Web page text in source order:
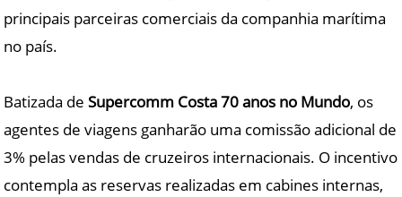
principais parceiras comerciais da companhia marítima
no país.
Batizada deSupercomm Costa 70 anos no Mundo, os
agentes de viagens ganharão uma comissão adicional de
3% pelas vendas de cruzeiros internacionais. O incentivo
contempla as reservas realizadas em cabines internas,